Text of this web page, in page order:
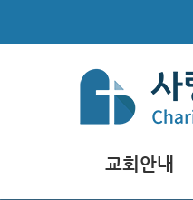
교회안내